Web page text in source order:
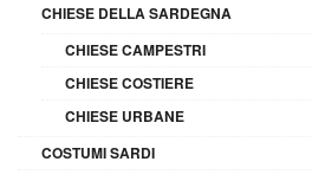
CHIESE DELLA SARDEGNA
CHIESE CAMPESTRI
CHIESE COSTIERE
CHIESE URBANE
COSTUMI SARDI